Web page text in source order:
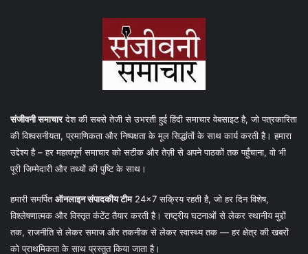
संजीवनी समाचारदेश की सबसे तेजी से उभरती हुई हिंदी समाचार वेबसाइट है, जो पत्रकारिता
की विश्वसनीयता, प्रमाणिकता और निष्पक्षता के मूल सिद्धांतों के साथ कार्य करती है। हमारा
उद्देश्य है – हर महत्वपूर्ण समाचार को सटीक और तेज़ी से अपने पाठकों तक पहुँचाना, वो भी
पूरी जिम्मेदारी और तथ्यों की पुष्टि के साथ।
हमारी समर्पितऑनलाइन संपादकीय टीम24×7 सक्रिय रहती है, जो हर दिन विशेष,
विश्लेषणात्मक और विस्तृत कंटेंट तैयार करती है। राष्ट्रीय घटनाओं से लेकर स्थानीय मुद्दों
तक, राजनीति से लेकर समाज और तकनीक से लेकर स्वास्थ्य तक — हर क्षेत्र की खबरों
को प्राथमिकता के साथ प्रस्तुत किया जाता है।